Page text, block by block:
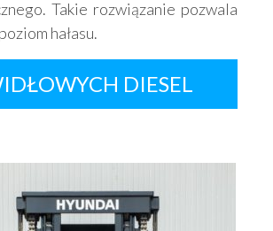
Takie rozwiązanie pozwala
hałasu.
DIESEL